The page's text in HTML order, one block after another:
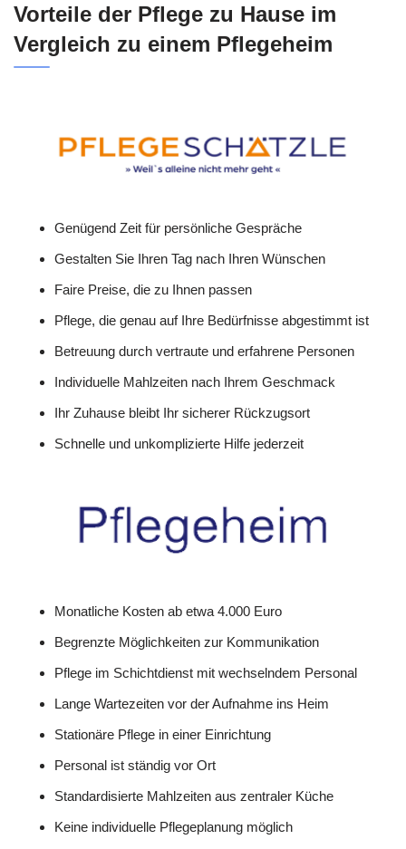
Vorteile der Pflege zu Hause im
Vergleich zu einem Pflegeheim
Genügend Zeit für persönliche Gespräche
Gestalten Sie Ihren Tag nach Ihren Wünschen
Faire Preise, die zu Ihnen passen
Pflege, die genau auf Ihre Bedürfnisse abgestimmt ist
Betreuung durch vertraute und erfahrene Personen
Individuelle Mahlzeiten nach Ihrem Geschmack
Ihr Zuhause bleibt Ihr sicherer Rückzugsort
Schnelle und unkomplizierte Hilfe jederzeit
Monatliche Kosten ab etwa 4.000 Euro
Begrenzte Möglichkeiten zur Kommunikation
Pflege im Schichtdienst mit wechselndem Personal
Lange Wartezeiten vor der Aufnahme ins Heim
Stationäre Pflege in einer Einrichtung
Personal ist ständig vor Ort
Standardisierte Mahlzeiten aus zentraler Küche
Keine individuelle Pflegeplanung möglich